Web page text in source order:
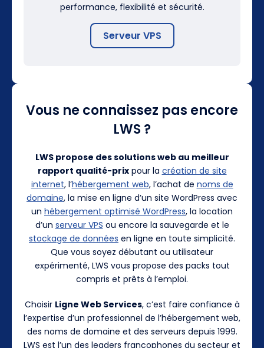
performance, flexibilité et sécurité.
Serveur VPS
Vous ne connaissez pas encore
LWS ?
LWS propose des solutions web au meilleur
rapport qualité-prixpour la création de site
internet, l’hébergement web, l’achat de noms de
domaine, la mise en ligne d’un site WordPress avec
un hébergement optimisé WordPress, la location
d’un serveur VPS ou encore la sauvegarde et le
stockage de données en ligne en toute simplicité.
Que vous soyez débutant ou utilisateur
expérimenté, LWS vous propose des packs tout
compris et prêts à l’emploi.
Choisir Ligne Web Services, c’est faire confiance à
l’expertise d’un professionnel de l’hébergement web,
des noms de domaine et des serveurs depuis 1999.
LWS est l’un des leaders francophones du secteur et